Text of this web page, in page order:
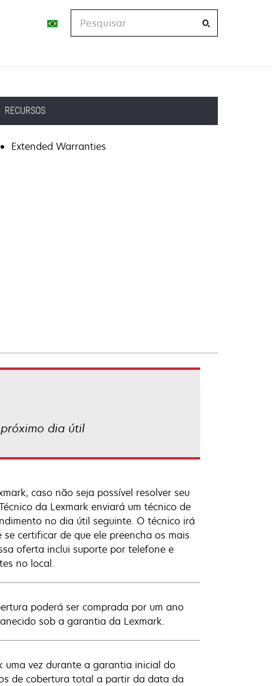
RECURSOS
Extended Warranties
dia útil
caso não seja possível resolver seu
da Lexmark enviará um técnico de
no dia útil seguinte. O técnico irá
certificar de que ele preencha os mais
oferta inclui suporte por telefone e
no local.
poderá ser comprada por um ano
sob a garantia da Lexmark.
uma vez durante a garantia inicial do
de cobertura total a partir da data da